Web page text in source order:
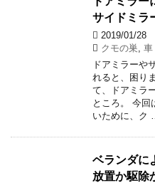
サイドミラ
2019/01/28
クモの巣 車
ドアミラーや
れると、困り
て、ドアミラ
ところ。 今回
いために、ク …
ベランダに
放置か駆除